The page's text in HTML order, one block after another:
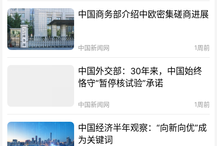
中国商务部介绍中欧密集磋商进展
中国新闻网 1周前
中国外交部：30年来，中国始终
恪守“暂停核试验”承诺
中国新闻网 1周前
中国经济半年观察：“向新向优”成
为关键词